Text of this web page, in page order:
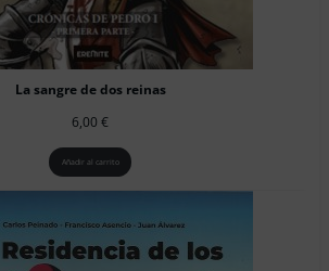
La sangre de dos reinas
6,00 €
Añadir al carrito